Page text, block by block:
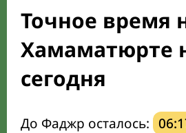
Направление киблы
Точное время
Хамаматюрте
сегодня
До Фаджр осталось: